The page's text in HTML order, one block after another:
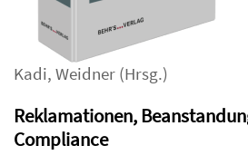
Kadi, Weidner (Hrsg.)
Reklamationen,
Compliance